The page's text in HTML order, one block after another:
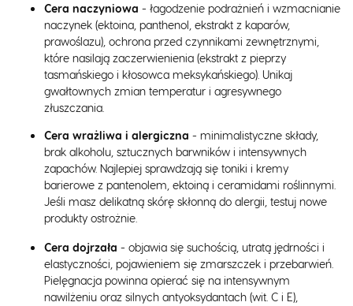
Cera naczyniowa - łagodzenie podrażnień i wzmacnianie
naczynek (ektoina, panthenol, ekstrakt z kaparów,
prawoślazu), ochrona przed czynnikami zewnętrznymi,
które nasilają zaczerwienienia (ekstrakt z pieprzy
tasmańskiego i kłosowca meksykańskiego). Unikaj
gwałtownych zmian temperatur i agresywnego
złuszczania.
Cera wrażliwa i alergiczna - minimalistyczne składy,
brak alkoholu, sztucznych barwników i intensywnych
zapachów. Najlepiej sprawdzają się toniki i kremy
barierowe z pantenolem, ektoiną i ceramidami roślinnymi.
Jeśli masz delikatną skórę skłonną do alergii, testuj nowe
produkty ostrożnie.
Cera dojrzała - objawia się suchością, utratą jędrności i
elastyczności, pojawieniem się zmarszczek i przebarwień.
Pielęgnacja powinna opierać się na intensywnym
nawilżeniu oraz silnych antyoksydantach (wit. C i E),